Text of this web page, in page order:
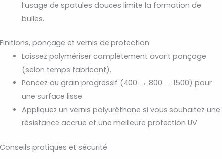
l’usage de spatules douces limite la formation de
bulles.
Finitions, ponçage et vernis de protection
Laissez polymériser complètement avant ponçage
(selon temps fabricant).
Poncez au grain progressif (400 → 800 → 1500) pour
une surface lisse.
Appliquez un vernis polyuréthane si vous souhaitez une
résistance accrue et une meilleure protection UV.
Conseils pratiques et sécurité